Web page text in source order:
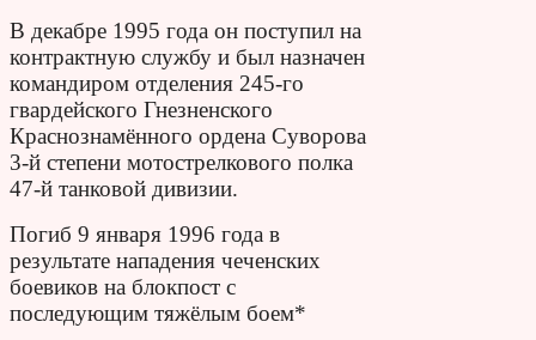
В декабре 1995 года он поступил на
контрактную службу и был назначен
командиром отделения 245-го
гвардейского Гнезненского
Краснознамённого ордена Суворова
3-й степени мотострелкового полка
47-й танковой дивизии.
Погиб 9 января 1996 года в
результате нападения чеченских
боевиков на блокпост с
последующим тяжёлым боем*